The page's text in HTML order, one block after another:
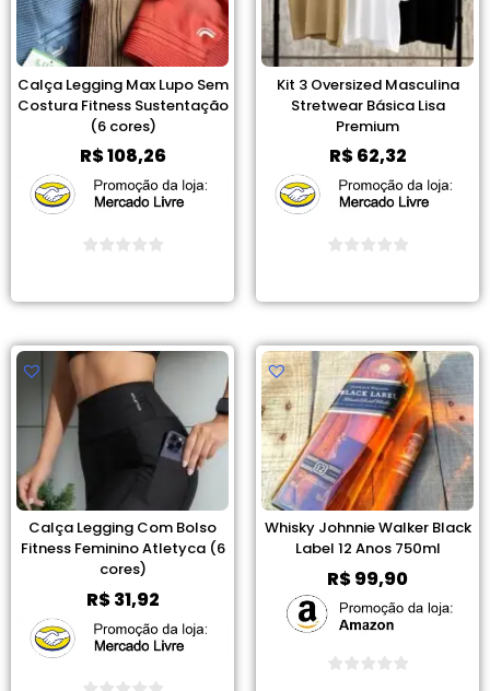
Calça Legging Max Lupo Sem
Costura Fitness Sustentação
(6 cores)
R$108,26
Kit 3 Oversized Masculina
Stretwear Básica Lisa
Premium
R$62,32
Calça Legging Com Bolso
Fitness Feminino Atletyca (6
cores)
R$31,92
Whisky Johnnie Walker Black
Label 12 Anos 750ml
R$99,90